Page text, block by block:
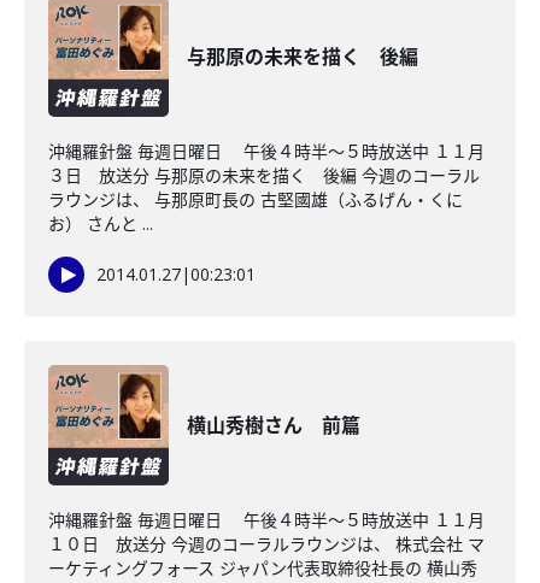
与那原の未来を描く 後編
沖縄羅針盤 毎週日曜日 午後４時半～５時放送中 １１月
３日 放送分 与那原の未来を描く 後編 今週のコーラル
ラウンジは、 与那原町長の 古堅國雄（ふるげん・くに
お） さんと ...
2014.01.27|00:23:01
横山秀樹さん 前篇
沖縄羅針盤 毎週日曜日 午後４時半～５時放送中 １１月
１０日 放送分 今週のコーラルラウンジは、 株式会社 マ
ーケティングフォース ジャパン代表取締役社長の 横山秀